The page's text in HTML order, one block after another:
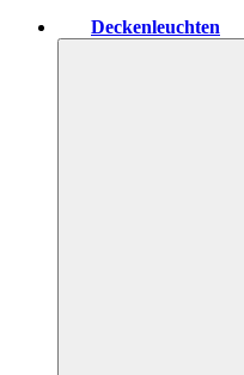
Deckenleuchten